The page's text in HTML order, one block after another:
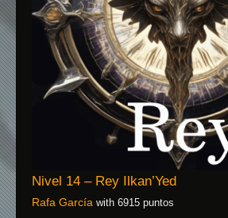
Nivel 14 – Rey Ilkan’Yed
Rafa García with 6915 puntos